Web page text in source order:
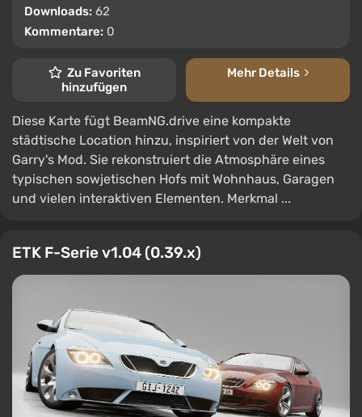
Downloads: 62
Kommentare: 0
Zu Favoriten
hinzufügen
Mehr Details
Diese Karte fügt BeamNG.drive eine kompakte
städtische Location hinzu, inspiriert von der Welt von
Garry's Mod. Sie rekonstruiert die Atmosphäre eines
typischen sowjetischen Hofs mit Wohnhaus, Garagen
und vielen interaktiven Elementen. Merkmal ...
ETK F-Serie v1.04 (0.39.x)